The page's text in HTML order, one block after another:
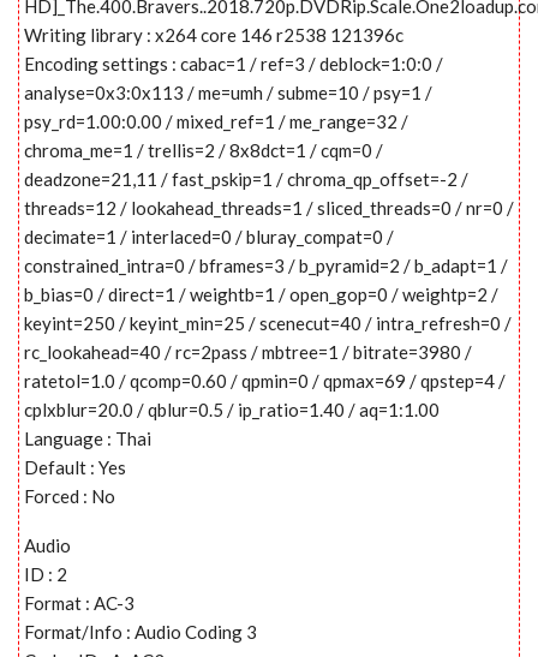
Writing library : x264 core 146 r2538 121396c
Encoding settings : cabac=1 / ref=3 / deblock=1:0:0 /
analyse=0x3:0x113 / me=umh / subme=10 / psy=1 /
psy_rd=1.00:0.00 / mixed_ref=1 / me_range=32 /
chroma_me=1 / trellis=2 / 8x8dct=1 / cqm=0 /
deadzone=21,11 / fast_pskip=1 / chroma_qp_offset=-2 /
threads=12 / lookahead_threads=1 / sliced_threads=0 / nr=0 /
decimate=1 / interlaced=0 / bluray_compat=0 /
constrained_intra=0 / bframes=3 / b_pyramid=2 / b_adapt=1 /
b_bias=0 / direct=1 / weightb=1 / open_gop=0 / weightp=2 /
keyint=250 / keyint_min=25 / scenecut=40 / intra_refresh=0 /
rc_lookahead=40 / rc=2pass / mbtree=1 / bitrate=3980 /
ratetol=1.0 / qcomp=0.60 / qpmin=0 / qpmax=69 / qpstep=4 /
cplxblur=20.0 / qblur=0.5 / ip_ratio=1.40 / aq=1:1.00
Language : Thai
Default : Yes
Forced : No
Audio
ID : 2
Format : AC-3
Format/Info : Audio Coding 3